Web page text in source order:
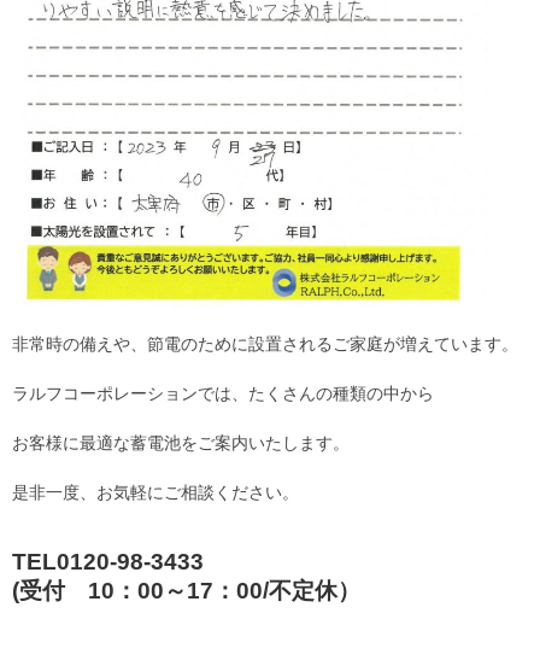
非常時の備えや、節電のために設置されるご家庭が増えています。
ラルフコーポレーションでは、たくさんの種類の中から
お客様に最適な蓄電池をご案内いたします。
是非一度、お気軽にご相談ください。
TEL0120-98-3433
(受付 10：00～17：00/不定休）